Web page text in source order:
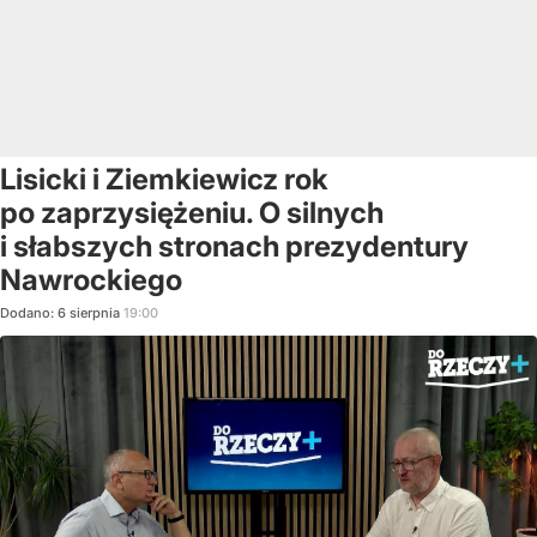
Lisicki i Ziemkiewicz rok
po zaprzysiężeniu. O silnych
i słabszych stronach prezydentury
Nawrockiego
Dodano: 6 sierpnia 19:00